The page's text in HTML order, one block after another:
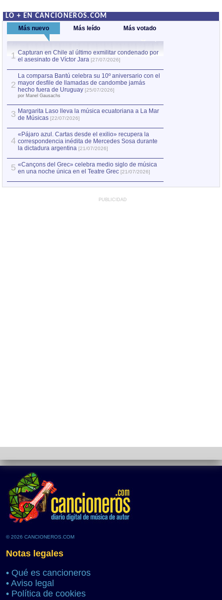
LO + EN CANCIONEROS.COM
Más nuevo Más leído Más votado
1 Capturan en Chile al último exmilitar condenado por
el asesinato de Víctor Jara [27/07/2026]
2
La comparsa Bantú celebra su 10º aniversario con el
mayor desfile de llamadas de candombe jamás
hecho fuera de Uruguay [25/07/2026]
por Manel Gausachs
3 Margarita Laso lleva la música ecuatoriana a La Mar
de Músicas [22/07/2026]
4
«Pájaro azul. Cartas desde el exilio» recupera la
correspondencia inédita de Mercedes Sosa durante
la dictadura argentina [21/07/2026]
5 «Cançons del Grec» celebra medio siglo de música
en una noche única en el Teatre Grec [21/07/2026]
PUBLICIDAD
© 2026 CANCIONEROS.COM
Notas legales
• Qué es cancioneros
• Aviso legal
• Política de cookies